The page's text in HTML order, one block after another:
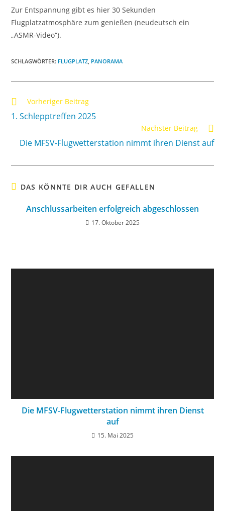
Zur Entspannung gibt es hier 30 Sekunden
Flugplatzatmosphäre zum genießen (neudeutsch ein
„ASMR-Video“).
SCHLAGWÖRTER: FLUGPLATZ, PANORAMA
Vorheriger Beitrag
1. Schlepptreffen 2025
Nächster Beitrag
Die MFSV-Flugwetterstation nimmt ihren Dienst auf
DAS KÖNNTE DIR AUCH GEFALLEN
Anschlussarbeiten erfolgreich abgeschlossen
17. Oktober 2025
Die MFSV-Flugwetterstation nimmt ihren Dienst
auf
15. Mai 2025